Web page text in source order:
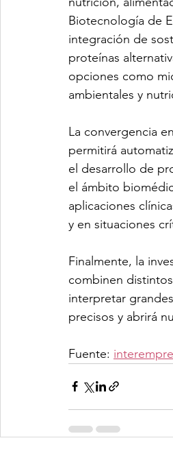
Biotecnología de
integración de
proteínas
opciones como
ambientales y
La convergencia
permitirá
el desarrollo de
el ámbito
aplicaciones
y en situaciones
Finalmente, la
combinen
interpretar
precisos y abrirá
Fuente: